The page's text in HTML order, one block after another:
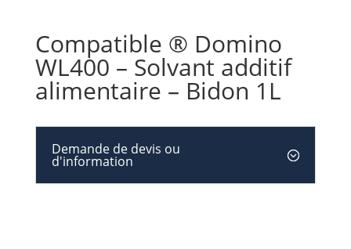
Compatible ® Domino
WL400 – Solvant additif
alimentaire – Bidon 1L
Demande de devis ou
d'information